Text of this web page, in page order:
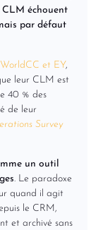
échouent
par défaut
et EY,
leur CLM est
40 % des
de leur
Survey
un outil
. Le paradoxe
quand il agit
le CRM,
et archivé sans